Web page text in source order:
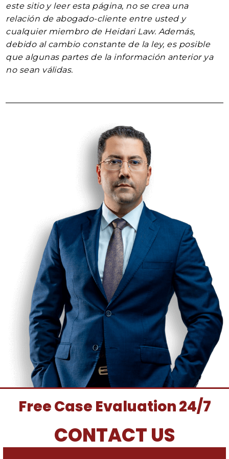
este sitio y leer esta página, no se crea una
relación de abogado-cliente entre usted y
cualquier miembro de Heidari Law. Además,
debido al cambio constante de la ley, es posible
que algunas partes de la información anterior ya
no sean válidas.
Free Case Evaluation 24/7
CONTACT US